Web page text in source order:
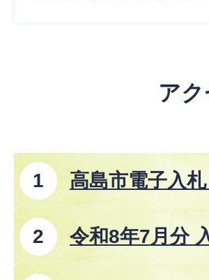
ア
高島市電子入
事、コンサル
令和8年7月分